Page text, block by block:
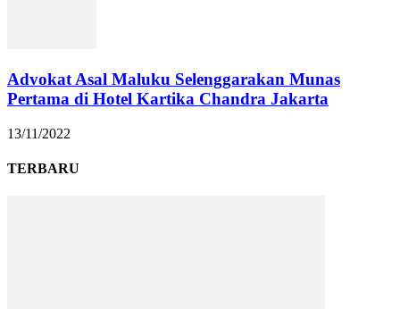
Advokat Asal Maluku Selenggarakan Munas
Pertama di Hotel Kartika Chandra Jakarta
13/11/2022
TERBARU